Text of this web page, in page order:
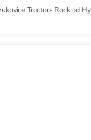
Tractors Rock od Hy